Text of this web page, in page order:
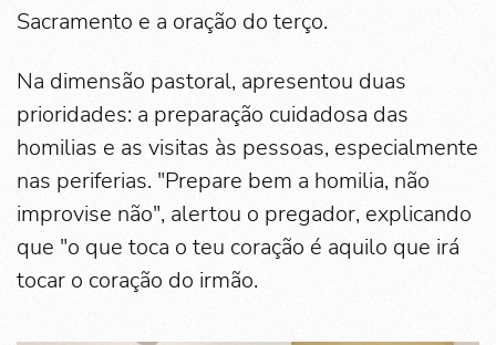
Sacramento e a oração do terço.
Na dimensão pastoral, apresentou duas
prioridades: a preparação cuidadosa das
homilias e as visitas às pessoas, especialmente
nas periferias. "Prepare bem a homilia, não
improvise não", alertou o pregador, explicando
que "o que toca o teu coração é aquilo que irá
tocar o coração do irmão.